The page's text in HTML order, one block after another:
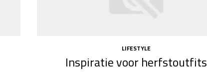
LIFESTYLE
Inspiratie voor herfstoutfits